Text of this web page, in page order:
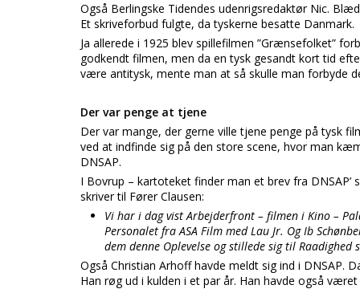
Også Berlingske Tidendes udenrigsredaktør Nic.
Et skriveforbud fulgte, da tyskerne besatte Danmark.
Ja allerede i 1925 blev spillefilmen ”Grænsefolket”
godkendt filmen, men da en tysk gesandt kort tid
være antitysk, mente man at så skulle man forbyde
Der var penge at tjene
Der var mange, der gerne ville tjene penge på tysk
ved at indfinde sig på den store scene, hvor man
DNSAP.
I Bovrup – kartoteket finder man et brev fra
skriver til Fører Clausen:
Vi har i dag vist Arbejderfront – filmen i Kino –
Personalet fra ASA Film med Lau Jr. Og Ib
dem denne Oplevelse og stillede sig til
Også Christian Arhoff havde meldt sig ind i
Han røg ud i kulden i et par år. Han havde også